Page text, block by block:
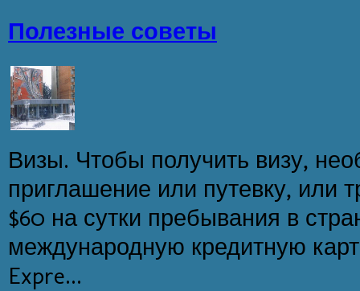
Полезные советы
Визы. Чтобы получить визу,
приглашение или путевку, или
$60 на сутки пребывания в
международную кредитную
Expre...